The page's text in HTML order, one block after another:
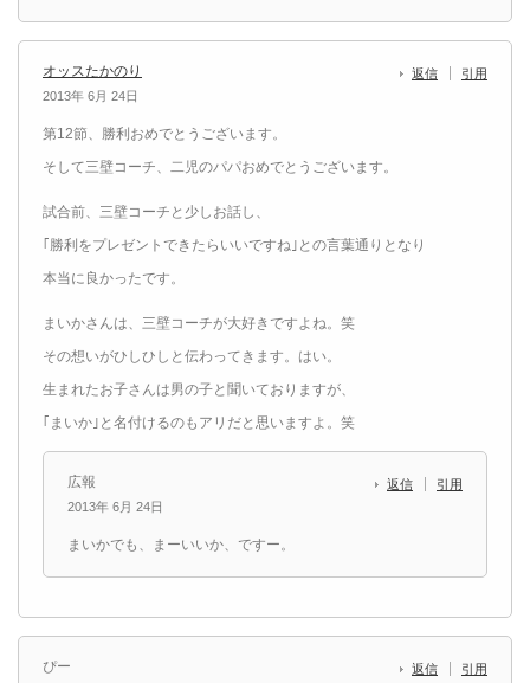
オッスたかのり
2013年 6月 24日
返信 引用
第12節、勝利おめでとうございます。
そして三壁コーチ、二児のパパおめでとうございます。
試合前、三壁コーチと少しお話し、
｢勝利をプレゼントできたらいいですね｣との言葉通りとなり
本当に良かったです。
まいかさんは、三壁コーチが大好きですよね。笑
その想いがひしひしと伝わってきます。はい。
生まれたお子さんは男の子と聞いておりますが、
｢まいか｣と名付けるのもアリだと思いますよ。笑
広報
2013年 6月 24日
返信 引用
まいかでも、まーいいか、ですー。
ぴー 返信 引用